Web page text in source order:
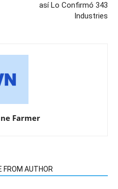
así Lo Confirmó 343
Industries
Farmer
FROM AUTHOR